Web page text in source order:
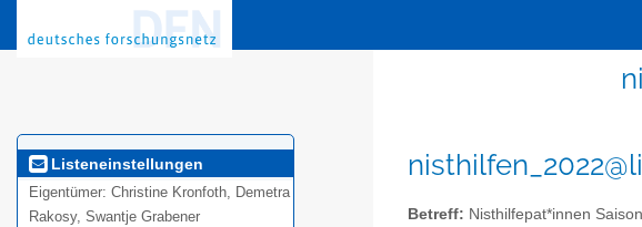
Listeneinstellungen
Eigentümer: Christine Kronfoth, Demetra
Rakosy, Swantje Grabener
Betreff: Nisthilfepat*innen